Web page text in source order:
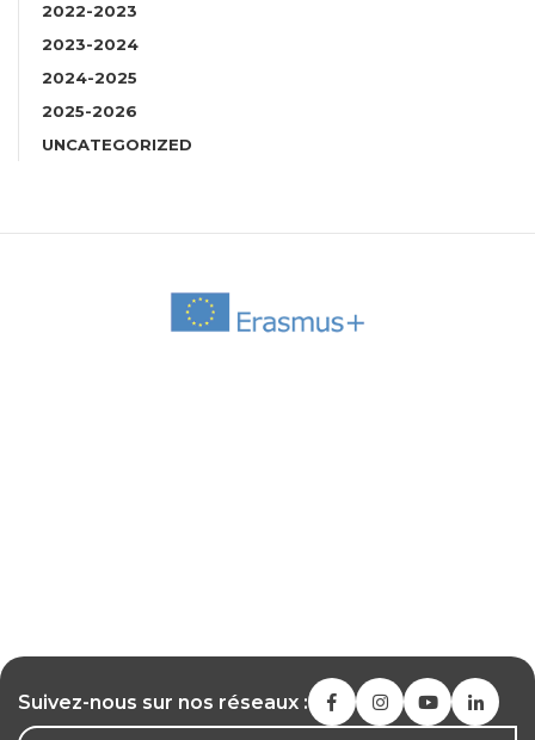
2022-2023
2023-2024
2024-2025
2025-2026
UNCATEGORIZED
Suivez-nous sur nos réseaux :